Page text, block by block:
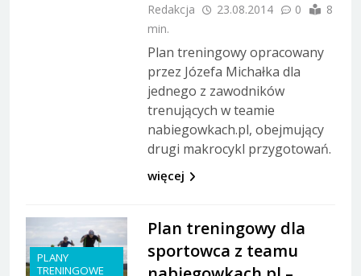
Redakcja 23.08.2014 0
8
min.
Plan treningowy opracowany
przez Józefa Michałka dla
jednego z zawodników
trenujących w teamie
nabiegowkach.pl, obejmujący
drugi makrocykl przygotowań.
więcej
PLANY
TRENINGOWE
Plan treningowy dla
sportowca z teamu